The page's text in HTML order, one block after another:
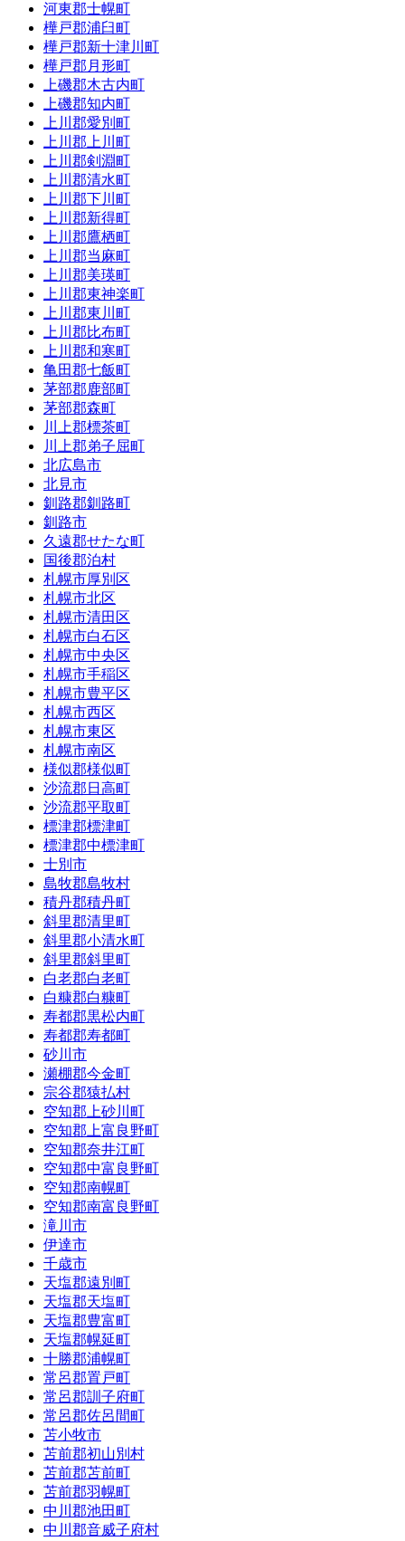
河東郡士幌町
樺戸郡浦臼町
樺戸郡新十津川町
樺戸郡月形町
上磯郡木古内町
上磯郡知内町
上川郡愛別町
上川郡上川町
上川郡剣淵町
上川郡清水町
上川郡下川町
上川郡新得町
上川郡鷹栖町
上川郡当麻町
上川郡美瑛町
上川郡東神楽町
上川郡東川町
上川郡比布町
上川郡和寒町
亀田郡七飯町
茅部郡鹿部町
茅部郡森町
川上郡標茶町
川上郡弟子屈町
北広島市
北見市
釧路郡釧路町
釧路市
久遠郡せたな町
国後郡泊村
札幌市厚別区
札幌市北区
札幌市清田区
札幌市白石区
札幌市中央区
札幌市手稲区
札幌市豊平区
札幌市西区
札幌市東区
札幌市南区
様似郡様似町
沙流郡日高町
沙流郡平取町
標津郡標津町
標津郡中標津町
士別市
島牧郡島牧村
積丹郡積丹町
斜里郡清里町
斜里郡小清水町
斜里郡斜里町
白老郡白老町
白糠郡白糠町
寿都郡黒松内町
寿都郡寿都町
砂川市
瀬棚郡今金町
宗谷郡猿払村
空知郡上砂川町
空知郡上富良野町
空知郡奈井江町
空知郡中富良野町
空知郡南幌町
空知郡南富良野町
滝川市
伊達市
千歳市
天塩郡遠別町
天塩郡天塩町
天塩郡豊富町
天塩郡幌延町
十勝郡浦幌町
常呂郡置戸町
常呂郡訓子府町
常呂郡佐呂間町
苫小牧市
苫前郡初山別村
苫前郡苫前町
苫前郡羽幌町
中川郡池田町
中川郡音威子府村